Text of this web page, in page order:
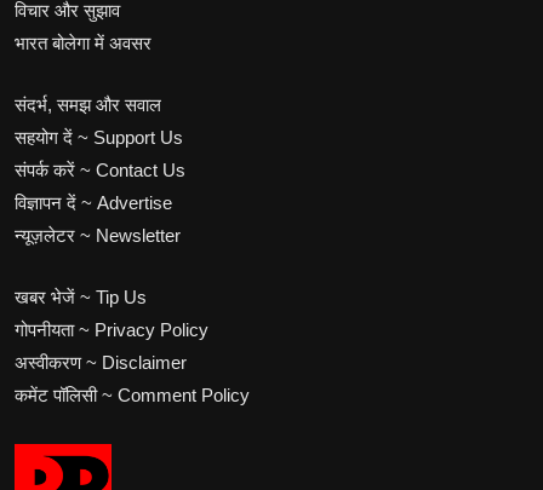
विचार और सुझाव
भारत बोलेगा में अवसर
संदर्भ, समझ और सवाल
सहयोग दें ~ Support Us
संपर्क करें ~ Contact Us
विज्ञापन दें ~ Advertise
न्यूज़लेटर ~ Newsletter
खबर भेजें ~ Tip Us
गोपनीयता ~ Privacy Policy
अस्वीकरण ~ Disclaimer
कमेंट पॉलिसी ~ Comment Policy